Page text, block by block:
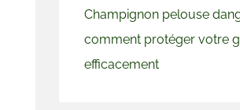
Champignon pelouse
comment protéger votre
efficacement